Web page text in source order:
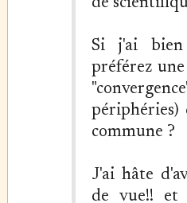
de
Si j'ai bien
préférez
périphéries)
commune ?
J'ai hâte
de vue!! et